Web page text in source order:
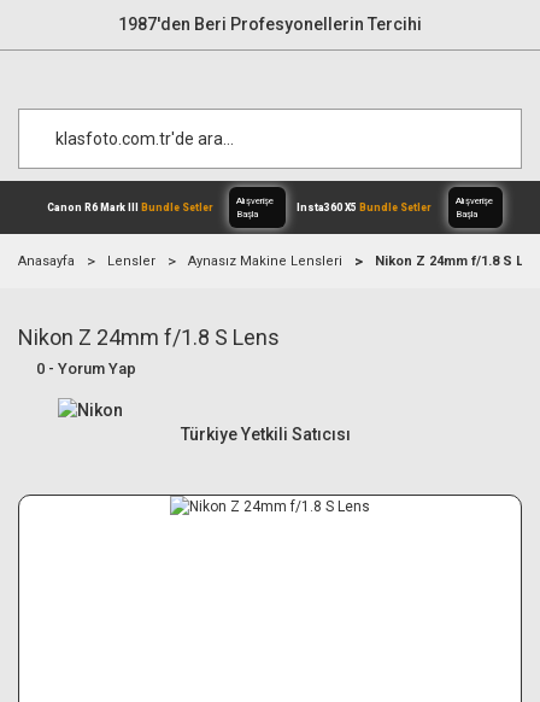
1987'den Beri Profesyonellerin Tercihi
Canon R6 Mark IIIBundle Setler
Anasayfa Lensler Aynasız Makine Lensleri Nikon Z 24mm f/1.8 S
Nikon Z 24mm f/1.8 S Lens
0 - Yorum Yap
Türkiye Yetkili Satıcısı